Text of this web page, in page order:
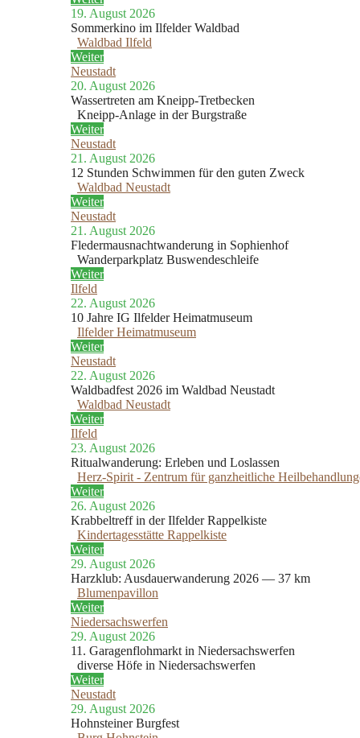
19. August 2026
Sommerkino im Ilfelder Waldbad
Waldbad Ilfeld
Weiter
Neustadt
20. August 2026
Wassertreten am Kneipp-Tretbecken
Kneipp-Anlage in der Burgstraße
Weiter
Neustadt
21. August 2026
12 Stunden Schwimmen für den guten Zweck
Waldbad Neustadt
Weiter
Neustadt
21. August 2026
Fledermausnachtwanderung in Sophienhof
Wanderparkplatz Buswendeschleife
Weiter
Ilfeld
22. August 2026
10 Jahre IG Ilfelder Heimatmuseum
Ilfelder Heimatmuseum
Weiter
Neustadt
22. August 2026
Waldbadfest 2026 im Waldbad Neustadt
Waldbad Neustadt
Weiter
Ilfeld
23. August 2026
Ritualwanderung: Erleben und Loslassen
Herz-Spirit - Zentrum für ganzheitliche
Weiter
26. August 2026
Krabbeltreff in der Ilfelder Rappelkiste
Kindertagesstätte Rappelkiste
Weiter
29. August 2026
Harzklub: Ausdauerwanderung 2026 — 37 km
Blumenpavillon
Weiter
Niedersachswerfen
29. August 2026
11. Garagenflohmarkt in Niedersachswerfen
diverse Höfe in Niedersachswerfen
Weiter
Neustadt
29. August 2026
Hohnsteiner Burgfest